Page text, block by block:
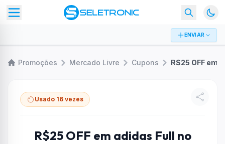
ENVIAR
Promoções Mercado Livre Cupons
Usado 16 vezes
R$25 OFF em adidas Full no